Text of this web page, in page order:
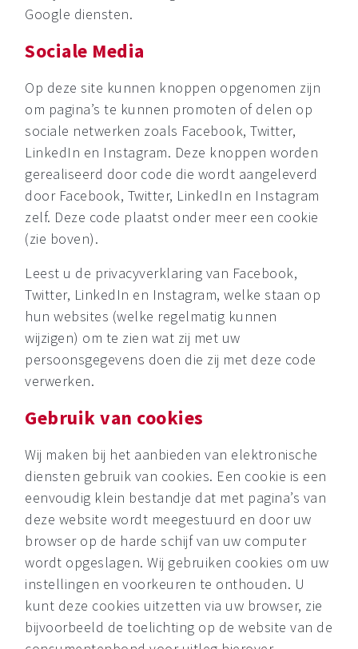
Google diensten.
Sociale Media
Op deze site kunnen knoppen opgenomen zijn
om pagina’s te kunnen promoten of delen op
sociale netwerken zoals Facebook, Twitter,
LinkedIn en Instagram. Deze knoppen worden
gerealiseerd door code die wordt aangeleverd
door Facebook, Twitter, LinkedIn en Instagram
zelf. Deze code plaatst onder meer een cookie
(zie boven).
Leest u de privacyverklaring van Facebook,
Twitter, LinkedIn en Instagram, welke staan op
hun websites (welke regelmatig kunnen
wijzigen) om te zien wat zij met uw
persoonsgegevens doen die zij met deze code
verwerken.
Gebruik van cookies
Wij maken bij het aanbieden van elektronische
diensten gebruik van cookies. Een cookie is een
eenvoudig klein bestandje dat met pagina’s van
deze website wordt meegestuurd en door uw
browser op de harde schijf van uw computer
wordt opgeslagen. Wij gebruiken cookies om uw
instellingen en voorkeuren te onthouden. U
kunt deze cookies uitzetten via uw browser, zie
bijvoorbeeld de toelichting op de website van de